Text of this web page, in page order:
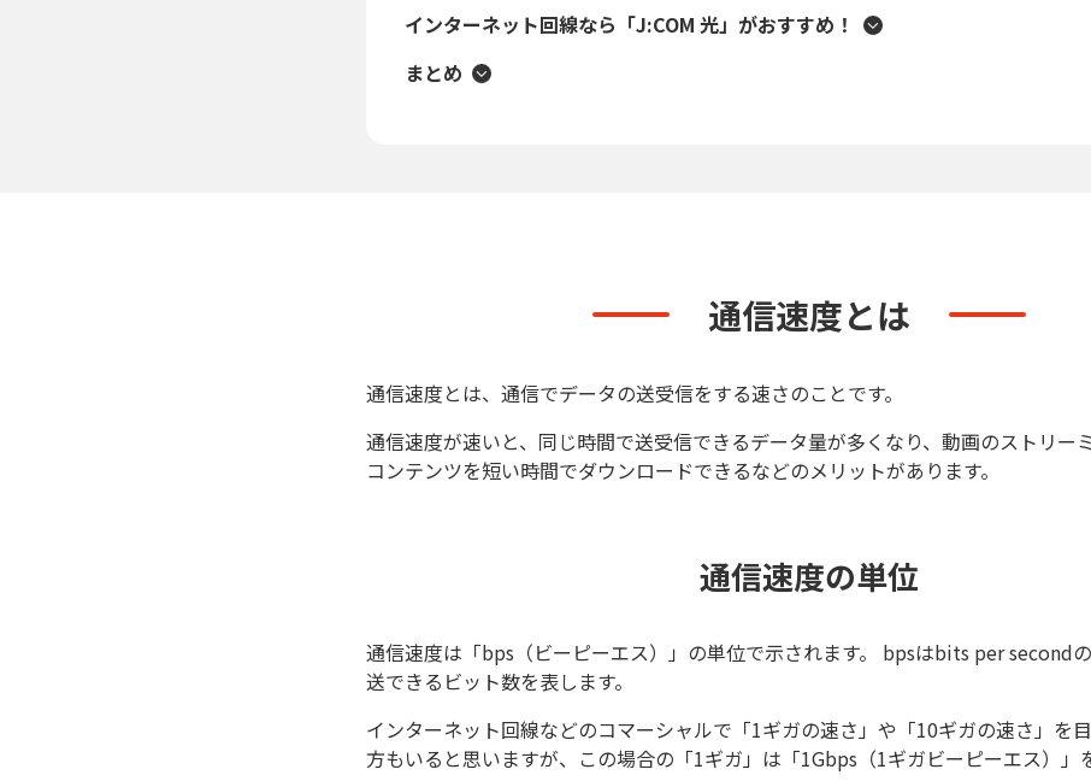
インターネット回線なら「J:COM 光」がおすすめ！
まとめ
通信速度とは
通信速度とは、通信でデータの送受信をする速さのことです。
通信速度が速いと、同じ時間で送受信できるデータ量が多くなり、動画のストリー
コンテンツを短い時間でダウンロードできるなどのメリットがあります。
通信速度の単位
通信速度は「bps（ビーピーエス）」の単位で示されます。 bpsはbits per second
送できるビット数を表します。
インターネット回線などのコマーシャルで「1ギガの速さ」や「10ギガの速さ」を
方もいると思いますが、この場合の「1ギガ」は「1Gbps（1ギガビーピーエス）」